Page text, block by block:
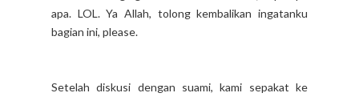
apa. LOL. Ya Allah, tolong kembalikan ingatanku
bagian ini, please.
Setelah diskusi dengan suami, kami sepakat ke